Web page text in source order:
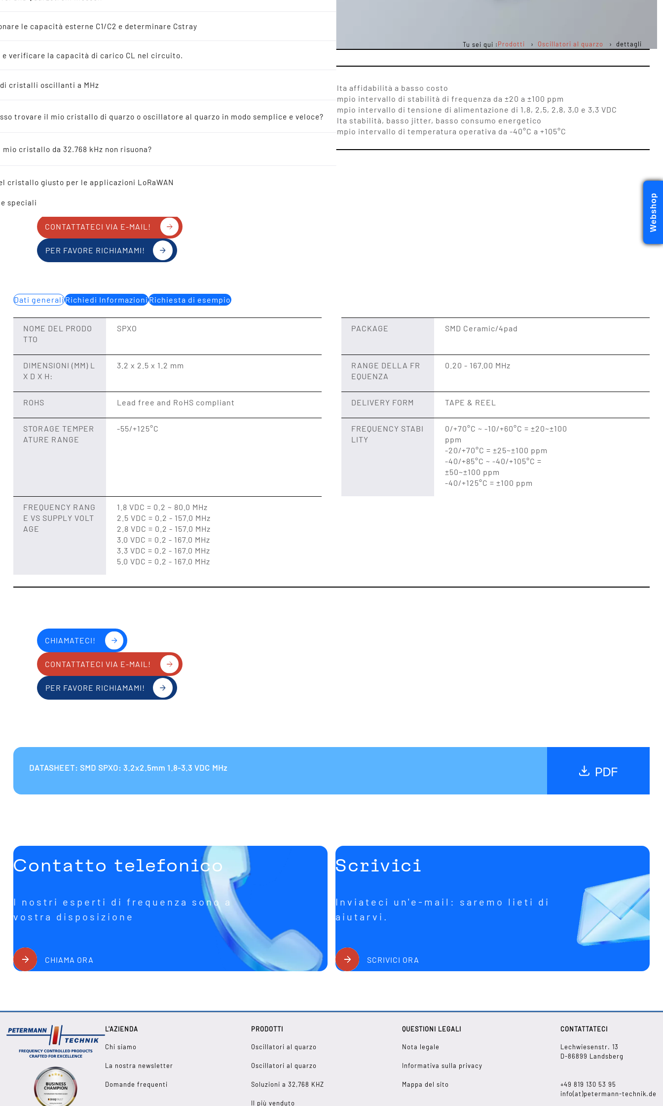
a 32.768 kHz
speciali
le capacità esterne C1/C2 e determinare Cstray
e verificare la capacità di carico CL nel circuito.
cristalli oscillanti a MHz
trovare il mio cristallo di quarzo o oscillatore al quarzo in modo semplice e veloce?
mio cristallo da 32.768 kHz non risuona?
cristallo giusto per le applicazioni LoRaWAN
Tu sei qui :Prodotti Oscillatori al quarzo dettagli
SMD SPXO OSCILLATOR 3.2 x 2.5
mm 0.2-167.0 MHz
Alta affidabilità a basso costo
Ampio intervallo di stabilità di frequenza da ±20 a ±100 ppm
Ampio intervallo di tensione di alimentazione di 1,8, 2,5, 2,8, 3,0 e 3,3 VDC
Alta stabilità, basso jitter, basso consumo energetico
Ampio intervallo di temperatura operativa da -40°C a +105°C
CONTATTATECI VIA E-MAIL!
PER FAVORE RICHIAMAMI!
Dati generaliRichiedi InformazioniRichiesta di esempio
NOME DEL PRODO
TTO
SPXO PACKAGE SMD Ceramic/4pad
DIMENSIONI (MM) L
X D X H:
3.2 x 2.5 x 1.2 mm
RANGE DELLA FR
EQUENZA
0.20 - 167.00 MHz
ROHS Lead free and RoHS compliant DELIVERY FORM TAPE & REEL
STORAGE TEMPER
ATURE RANGE
-55/+125°C
FREQUENCY STABI
LITY
0/+70°C ~ -10/+60°C = ±20~±100
ppm
-20/+70°C = ±25~±100 ppm
-40/+85°C ~ -40/+105°C =
±50~±100 ppm
-40/+125°C = ±100 ppm
FREQUENCY RANG
E VS SUPPLY VOLT
AGE
1.8 VDC = 0.2 ~ 80.0 MHz
2.5 VDC = 0.2 - 157.0 MHz
2.8 VDC = 0.2 - 157.0 MHz
3.0 VDC = 0.2 - 167.0 MHz
3.3 VDC = 0.2 - 167.0 MHz
5.0 VDC = 0.2 - 167.0 MHz
CHIAMATECI!
CONTATTATECI VIA E-MAIL!
PER FAVORE RICHIAMAMI!
DATASHEET: SMD SPXO: 3.2x2.5mm 1.8-3.3 VDC MHz
Contatto telefonico
I nostri esperti di frequenza sono a
vostra disposizione
CHIAMA ORA
Scrivici
Inviateci un'e-mail: saremo lieti di
aiutarvi.
SCRIVICI ORA
L'AZIENDA
Chi siamo
La nostra newsletter
Domande frequenti
PRODOTTI
Oscillatori al quarzo
Oscillatori al quarzo
Soluzioni a 32,768 KHZ
Il più venduto
QUESTIONI LEGALI
Nota legale
Informativa sulla privacy
Mappa del sito
CONTATTATECI
Lechwiesenstr. 13
D-86899 Landsberg
+49 819 130 53 95
info(at)petermann-technik.de
Webshop